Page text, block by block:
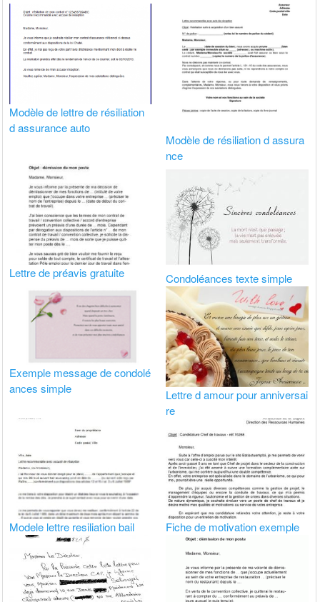
Modèle de lettre de résiliation
d assurance auto
Modèle de résiliation d assura
nce
Lettre de préavis gratuite Condoléances texte simple
Exemple message de condolé
ances simple
Lettre d amour pour anniversai
re
Modele lettre resiliation bail Fiche de motivation exemple